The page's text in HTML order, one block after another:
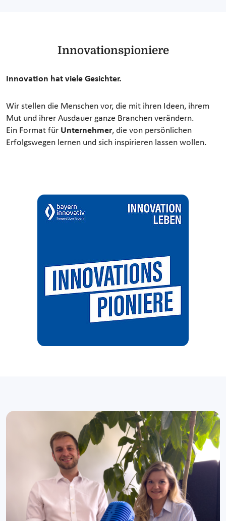
Innovationspioniere
Innovation hat viele Gesichter.
Wir stellen die Menschen vor, die mit ihren Ideen, ihrem
Mut und ihrer Ausdauer ganze Branchen verändern.
Ein Format für Unternehmer, die von persönlichen
Erfolgswegen lernen und sich inspirieren lassen wollen.